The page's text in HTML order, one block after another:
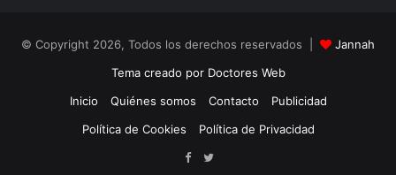
© Copyright 2026, Todos los derechos reservados |
Jannah
Tema creado por Doctores Web
Inicio
Quiénes somos Contacto
Publicidad
Política de Cookies
Política de Privacidad
Facebook
Twitter